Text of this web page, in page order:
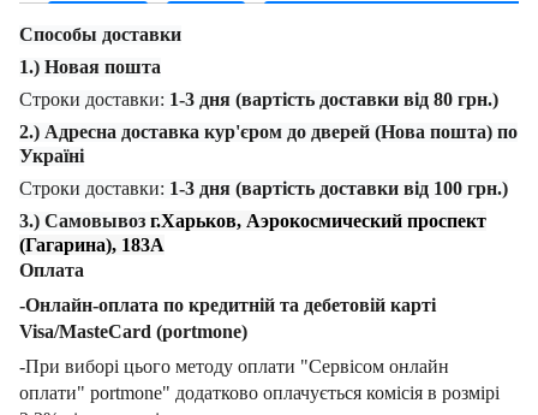
Способы доставки
1.) Новая пошта
Строки доставки: 1-3 дня (вартість доставки від 80 грн.)
2.) Адресна доставка кур'єром до дверей (Нова пошта) по
Україні
Строки доставки: 1-3 дня (вартість доставки від 100 грн.)
3.) Самовывоз г.Харьков, Аэрокосмический проспект
(Гагарина), 183А
Оплата
-Онлайн-оплата по кредитній та дебетовій карті
Visa/MasteCard (portmone)
-При виборі цього методу оплати "Сервісом онлайн
оплати" portmone" додатково оплачується комісія в розмірі